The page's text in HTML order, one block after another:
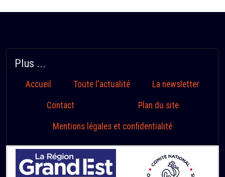
Plus ...
Accueil Toute l'actualité La newsletter
Contact Plan du site
Mentions légales et confidentialité